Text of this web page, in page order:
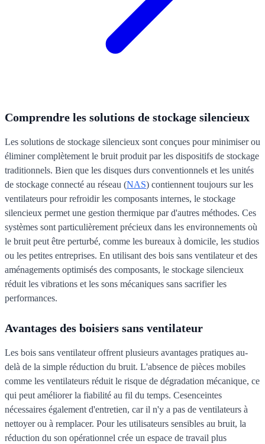
Comprendre les solutions de stockage silencieux
Les solutions de stockage silencieux sont conçues pour minimiser ou
éliminer complètement le bruit produit par les dispositifs de stockage
traditionnels. Bien que les disques durs conventionnels et les unités
de stockage connecté au réseau (NAS) contiennent toujours sur les
ventilateurs pour refroidir les composants internes, le stockage
silencieux permet une gestion thermique par d'autres méthodes. Ces
systèmes sont particulièrement précieux dans les environnements où
le bruit peut être perturbé, comme les bureaux à domicile, les studios
ou les petites entreprises. En utilisant des bois sans ventilateur et des
aménagements optimisés des composants, le stockage silencieux
réduit les vibrations et les sons mécaniques sans sacrifier les
performances.
Avantages des boisiers sans ventilateur
Les bois sans ventilateur offrent plusieurs avantages pratiques au-
delà de la simple réduction du bruit. L'absence de pièces mobiles
comme les ventilateurs réduit le risque de dégradation mécanique, ce
qui peut améliorer la fiabilité au fil du temps. Cesenceintes
nécessaires également d'entretien, car il n'y a pas de ventilateurs à
nettoyer ou à remplacer. Pour les utilisateurs sensibles au bruit, la
réduction du son opérationnel crée un espace de travail plus